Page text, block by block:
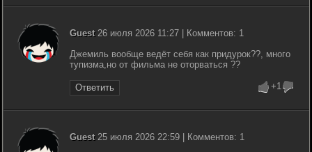
Guest26 июля 2026 11:27 | Комментов: 1
Джемиль вообще ведёт себя как придурок??, много
тупизма,но от фильма не оторваться ??
Ответить +1
Guest25 июля 2026 22:59 | Комментов: 1